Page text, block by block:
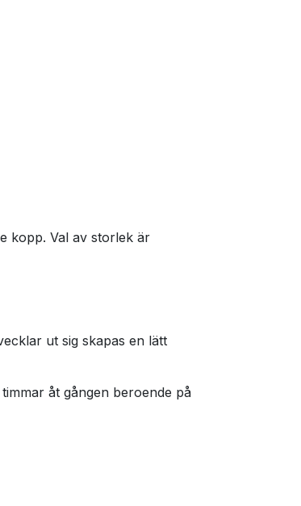
kopp. Val av storlek är
ut sig skapas en lätt
åt gången beroende på